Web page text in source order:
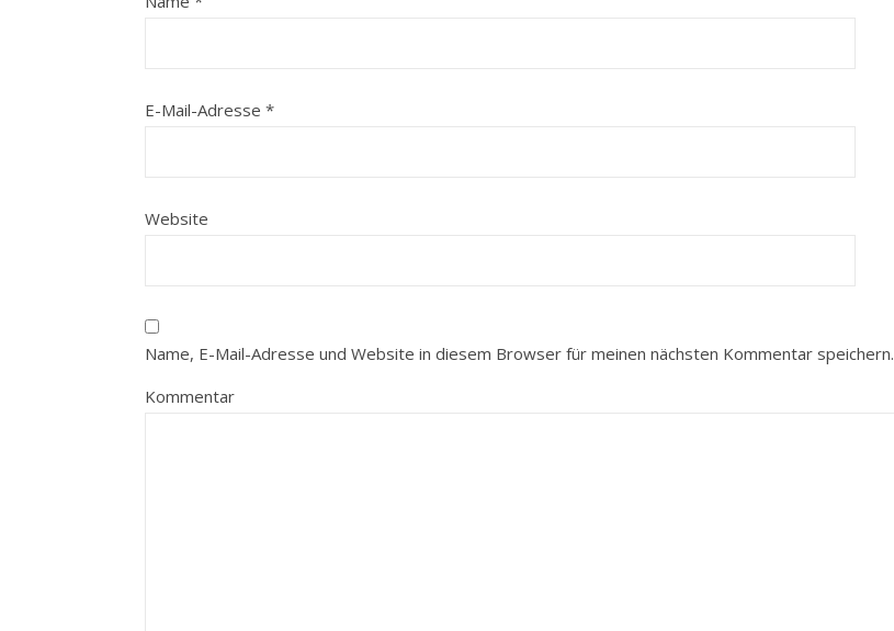
E-Mail-Adresse *
Website
Name, E-Mail-Adresse und Website in diesem Browser für meinen nächsten Kommentar speichern.
Kommentar